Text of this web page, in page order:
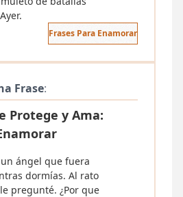
Frases Para Enamorar
Frase:
Protege y Ama:
ángel que fuera
dormías. Al rato
pregunté. ¿Por que